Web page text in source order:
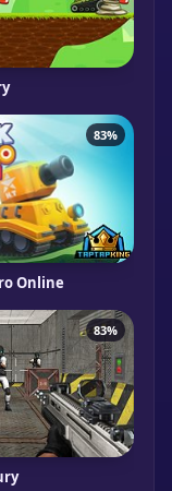
83%
Online
83%